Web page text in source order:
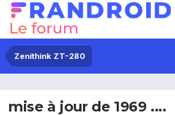
Zenithink ZT-280
mise à jour de 1969 ....